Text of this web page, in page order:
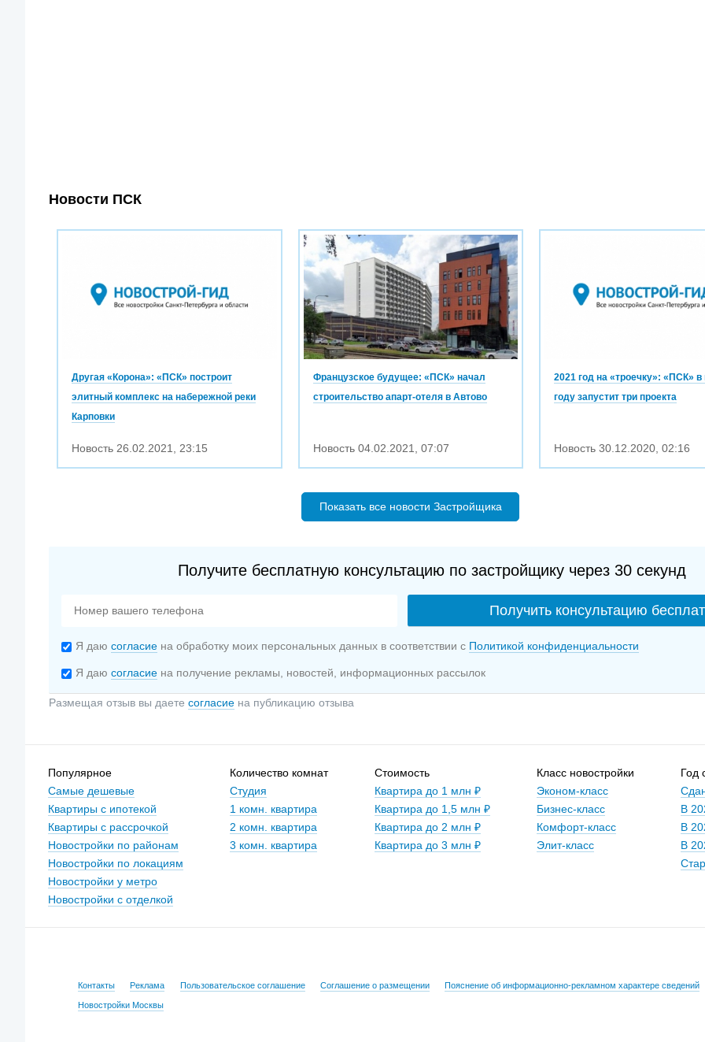
Новости ПСК
Другая «Корона»: «ПСК» построит
элитный комплекс на набережной реки
Карповки
Новость 26.02.2021 23:15
Французское будущее: «ПСК» начал
строительство апарт-отеля в Автово
Новость 04.02.2021 07:07
2021 год на «троечку»: «ПСК»
году запустит три проекта
Новость30.12.2020 ,02:16
Показать все новости Застройщика
Получите бесплатную консультацию по застройщику через 30 секунд
Я даю согласиена обработку моих персональных данных в соответствии с Политикой конфиденциальности
Я даю согласиена получение рекламы, новостей, информационных рассылок
Размещая отзыв вы даете согласиена публикацию отзыва
Популярное
Самые дешевые
Квартиры с ипотекой
Квартиры с рассрочкой
Новостройки по районам
Новостройки по локациям
Новостройки у метро
Новостройки с отделкой
Количество комнат
Студия
1 комн. квартира
2 комн. квартира
3 комн. квартира
Стоимость
Квартира до 1 млн ₽
Квартира до 1,5 млн ₽
Квартира до 2 млн ₽
Квартира до 3 млн ₽
Класс новостройки
Эконом-класс
Бизнес-класс
Комфорт-класс
Элит-класс
Год
В
В
В
Контакты Реклама Пользовательское соглашение Соглашение о размещении Пояснение об информационно-рекламном характере сведений
Новостройки Москвы